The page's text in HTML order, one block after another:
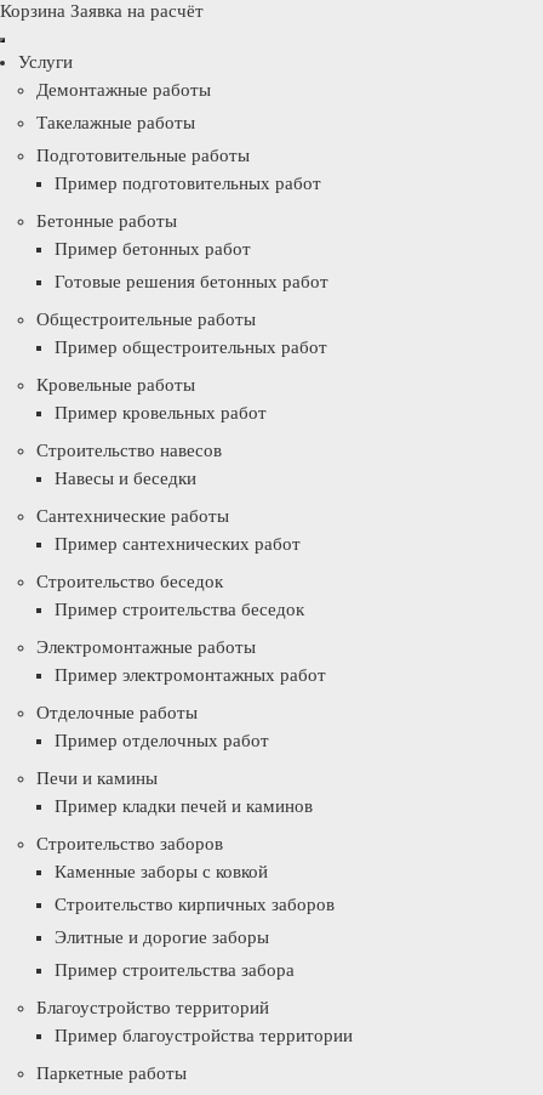
Корзина Заявка на расчёт
Услуги
Демонтажные работы
Такелажные работы
Подготовительные работы
Пример подготовительных работ
Бетонные работы
Пример бетонных работ
Готовые решения бетонных работ
Общестроительные работы
Пример общестроительных работ
Кровельные работы
Пример кровельных работ
Строительство навесов
Навесы и беседки
Сантехнические работы
Пример сантехнических работ
Строительство беседок
Пример строительства беседок
Электромонтажные работы
Пример электромонтажных работ
Отделочные работы
Пример отделочных работ
Печи и камины
Пример кладки печей и каминов
Строительство заборов
Каменные заборы с ковкой
Строительство кирпичных заборов
Элитные и дорогие заборы
Пример строительства забора
Благоустройство территорий
Пример благоустройства территории
Паркетные работы